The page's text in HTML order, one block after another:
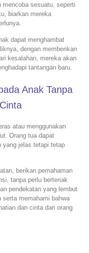
mencoba sesuatu, seperti
biarkan mereka
dapat menghambat
dengan memberikan
kesalahan, mereka akan
tantangan baru.
Anak Tanpa
atau menggunakan
Orang tua dapat
yang jelas tetapi tetap
berikan pemahaman
tanpa perlu berteriak
pendekatan yang lembut
memahami bahwa
dan cinta dari orang